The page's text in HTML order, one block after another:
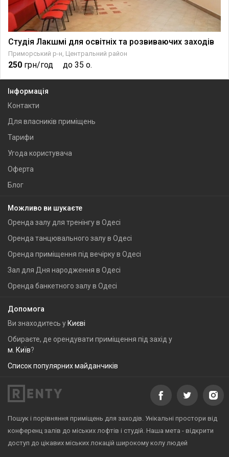
Студія Лакшмі для освітніх та розвиваючих заходів
Приморський р-н, Центральний район
250 грн/год до 35 о.
Інформація
Контакти
Для власників приміщень
Тарифи
Угода користувача
Оферта
Блог
Можливо ви шукаєте
Оренда залу для тренінгу в Одесі
Оренда танцювального залу в Одесі
Оренда приміщення під вечірку в Одесі
Зал для Дня народження в Одесі
Оренда банкетного залу в Одесі
Допомога
Ви знаходитесь у Києві
Обираєте, де орендувати приміщення під захід у
м. Київ?
Список популярних майданчиків
Пошук і порівняння приміщень для заходів. Унікальні простори від
конференц залів до міських лофтів і студій. Наша мета - відкрити
доступ до цікавих міських локацій широкому колу людей